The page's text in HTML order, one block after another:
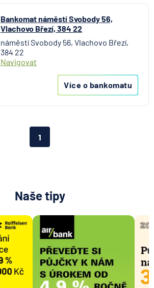
Bankomat náměstí Svobody 56,
Vlachovo Březí, 384 22
náměstí Svobody 56, Vlachovo Březí,
384 22
Navigovat
Více o bankomatu
1
Naše tipy